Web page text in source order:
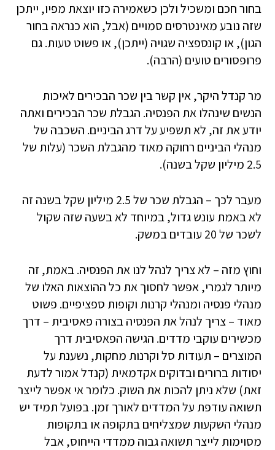
בחור חכם ומשכיל ולכן כשאמירה כזו יוצאת מפיו, ייתכן
שזה נובע מאינטרסים סמויים (אבל, הוא כנראה בחור
הגון), או קונספציה שגויה (ייתכן), או פשוט טעות. גם
פרופסורים טועים (הרבה).
מר קנדל היקר, אין קשר בין שכר הבכירים לאיכות
הנשים שינהלו את הפנסיה. הגבלת שכר הבכירים ואתה
יודע את זה, לא תשפיע על דרג הביניים. השכבה של
מנהלי הביניים רחוקה מאוד מהגבלת השכר (עלות של
2.5 מיליון שקל בשנה).
מעבר לכך – הגבלת שכר של 2.5 מיליון שקל בשנה זה
לא באמת עונש גדול, במיוחד לא בשעה שזה שקול
לשכר של 20 עובדים במשק.
וחוץ מזה – לא צריך לנהל לנו את הפנסיה. באמת, זה
מיותר לגמרי, אפשר לחסוך את כל ההוצאות האלו של
מנהלי פנסיה ומנהלי קרנות וקופות ספציפיים. פשוט
מאוד – צריך לנהל את הפנסיה בצורה פאסיבית – דרך
מכשירים עוקבי מדדים. הגישה הפאסיבית דרך
המוצרים – תעודות סל וקרנות מחקות, נשענת על
יסודות ברורים ובדוקים אקדמאית (קנדל אמור לדעת
זאת) שלא ניתן להכות את השוק. כלומר אי אפשר לייצר
תשואה עודפת על המדדים לאורך זמן. בפועל תמיד יש
מנהלי השקעות שמצליחים בתקופה או בתקופות
מסוימות לייצר תשואה גבוה ממדדי הייחוס, אבל